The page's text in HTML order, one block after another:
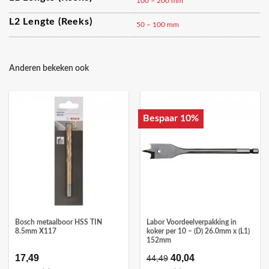
L2 Lengte (reeks) 50 – 100 mm
Anderen bekeken ook
Bosch metaalboor HSS TIN
8.5mm X117
17,49
Bespaar 10%
Labor Voordeelverpakking in
koker per 10 – (D) 26.0mm x (L1)
152mm
44,49 Oorspronkelijke
prijs
40,04Huidige